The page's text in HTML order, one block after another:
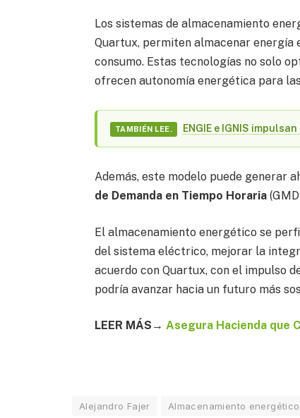
Los sistemas de almacenamiento
Quartux, permiten almacenar energía
consumo. Estas tecnologías no solo
ofrecen autonomía energética para
TAMBIÉN LEE. ENGIE e IGNIS
Además, este modelo puede generar
de Demanda en Tiempo Horaria
El almacenamiento energético se
del sistema eléctrico, mejorar la
acuerdo con Quartux, con el impulso
podría avanzar hacia un futuro más
LEER MÁS→Asegura Hacienda que
Alejandro Fajer Almacenamiento energético